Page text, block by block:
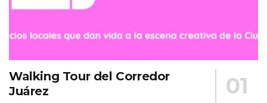
Walking Tour del Corredor
Juárez